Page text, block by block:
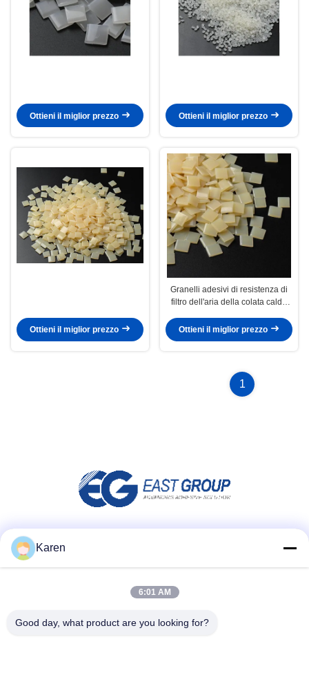
Ottieni il miglior prezzo Ottieni il miglior prezzo
Ottieni il miglior prezzo
Granelli adesivi di resistenza di
filtro dell'aria della colata calda
Ottieni il miglior prezzo
1
Karen
6:01 AM
Good day, what product are you looking for?